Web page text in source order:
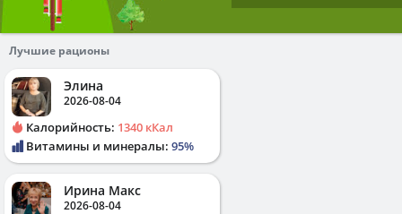
Лучшие рационы
Элина
2026-08-04
Калорийность: 1340 кКал
Витамины и минералы: 95%
Ирина Макс
2026-08-04